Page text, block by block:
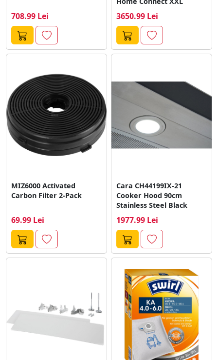
708.99 Lei 3650.99 Lei
MIZ6000 Activated
Carbon Filter 2-Pack
69.99 Lei
Cara CH44199IX-21
Cooker Hood 90cm
Stainless Steel Black
1977.99 Lei